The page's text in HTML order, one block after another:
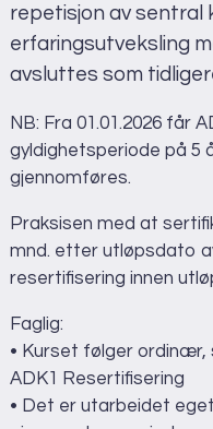
repetisjon av sentral
erfaringsutveksling
avsluttes som
NB: Fra 01.01.2026 får
gyldighetsperiode på 5
gjennomføres.
Praksisen med at
mnd. etter utløpsdato
resertifisering innen
Faglig:
• Kurset følger
ADK1 Resertifisering
• Det er utarbeidet